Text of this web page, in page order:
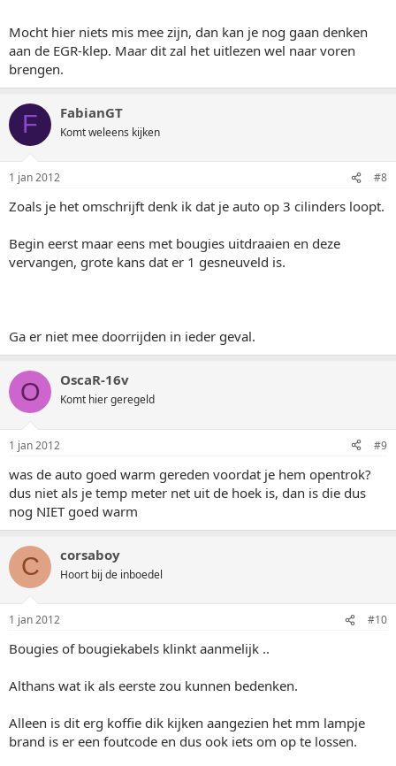
Mocht hier niets mis mee zijn, dan kan je nog gaan denken
aan de EGR-klep. Maar dit zal het uitlezen wel naar voren
brengen.
F FabianGT
Komt weleens kijken
1 jan 2012 #8
Zoals je het omschrijft denk ik dat je auto op 3 cilinders loopt.
Begin eerst maar eens met bougies uitdraaien en deze
vervangen, grote kans dat er 1 gesneuveld is.
Ga er niet mee doorrijden in ieder geval.
O OscaR-16v
Komt hier geregeld
1 jan 2012 #9
was de auto goed warm gereden voordat je hem opentrok?
dus niet als je temp meter net uit de hoek is, dan is die dus
nog NIET goed warm
C corsaboy
Hoort bij de inboedel
1 jan 2012 #10
Bougies of bougiekabels klinkt aanmelijk ..
Althans wat ik als eerste zou kunnen bedenken.
Alleen is dit erg koffie dik kijken aangezien het mm lampje
brand is er een foutcode en dus ook iets om op te lossen.